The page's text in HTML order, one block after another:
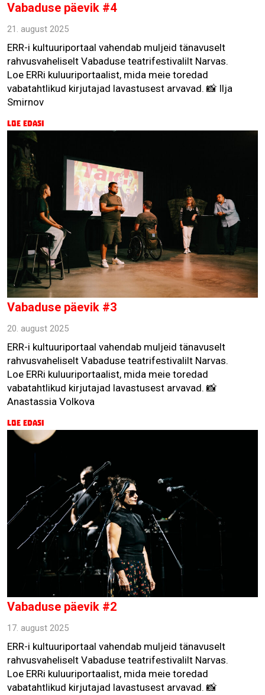
Vabaduse päevik #4
21. august 2025
ERR-i kultuuriportaal vahendab muljeid tänavuselt
rahvusvaheliselt Vabaduse teatrifestivalilt Narvas.
Loe ERRi kuluuriportaalist, mida meie toredad
vabatahtlikud kirjutajad lavastusest arvavad. 📸 Ilja
Smirnov
Loe edasi
Vabaduse päevik #3
20. august 2025
ERR-i kultuuriportaal vahendab muljeid tänavuselt
rahvusvaheliselt Vabaduse teatrifestivalilt Narvas.
Loe ERRi kuluuriportaalist, mida meie toredad
vabatahtlikud kirjutajad lavastusest arvavad. 📸
Anastassia Volkova
Loe edasi
Vabaduse päevik #2
17. august 2025
ERR-i kultuuriportaal vahendab muljeid tänavuselt
rahvusvaheliselt Vabaduse teatrifestivalilt Narvas.
Loe ERRi kuluuriportaalist, mida meie toredad
vabatahtlikud kirjutajad lavastusest arvavad. 📸